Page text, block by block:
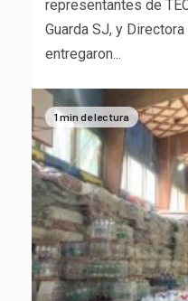
representantes de
Guarda SJ, y
entregaron...
1 min de lectura